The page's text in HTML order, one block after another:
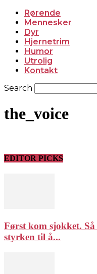
Rørende
Mennesker
Dyr
Hjernetrim
Humor
Utrolig
Kontakt
Search
the_voice
EDITOR PICKS
Først kom sjokket.
styrken til å...